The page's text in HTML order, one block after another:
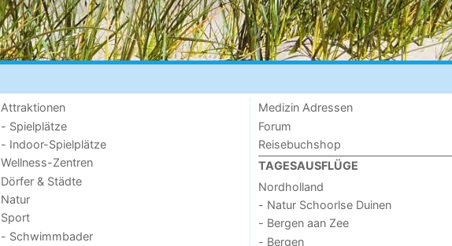
Attraktionen
- Spielplätze
- Indoor-Spielplätze
Wellness-Zentren
Dörfer & Städte
Natur
Sport
- Schwimmbader
Medizin Adressen
Forum
Reisebuchshop
TAGESAUSFLÜGE
Nordholland
- Natur Schoorlse Duinen
- Bergen aan Zee
- Bergen